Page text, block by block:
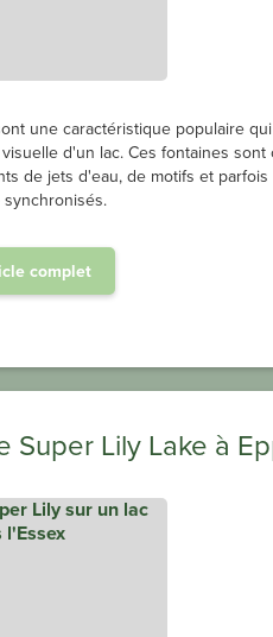
une caractéristique populaire
d'un lac. Ces fontaines sont
de jets d'eau, de motifs et
complet
Super Lily Lake à